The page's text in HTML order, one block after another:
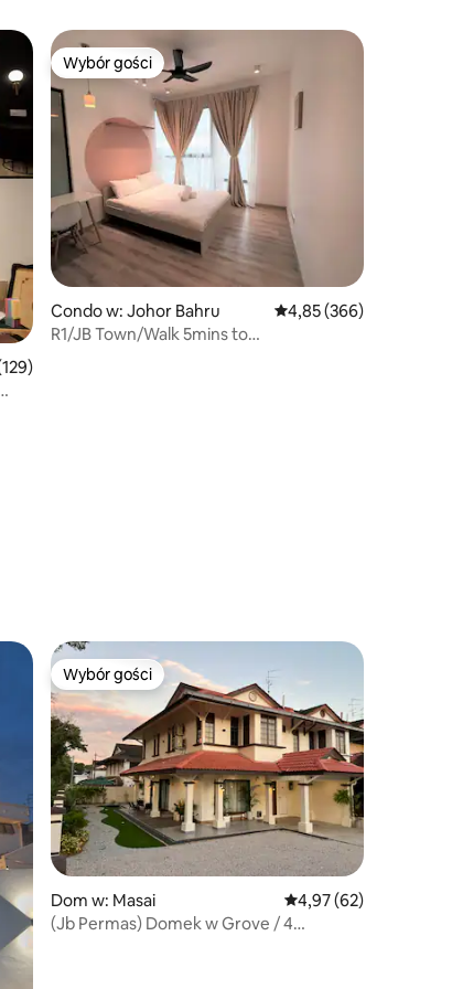
ocena: 4,95 na 5, liczba recenzji: 129
Wybór gości
Wybór gości
Condo w: Johor Bahru Średnia ocena: 4,85
4,85 (366)
R1/JB Town/Walk 5mins to
Wybór gości
Wybór gości
Dom w: Masai Średnia ocena: 4,97
4,97 (62)
(Jb Permas) Domek w Grove / 4